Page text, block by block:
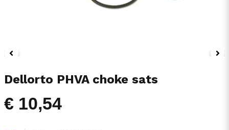
Dellorto PHVA choke sats
€ 10,54